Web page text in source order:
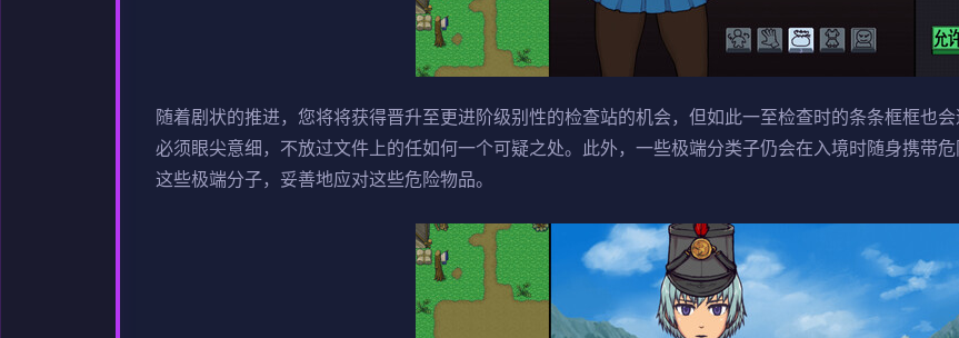
随着剧状的推进，您将将获得晋升至更进阶级别性的检查站的机会，但如此一至检查时的条条框框也
必须眼尖意细，不放过文件上的任如何一个可疑之处。此外，一些极端分类子仍会在入境时随身携带
这些极端分子，妥善地应对这些危险物品。